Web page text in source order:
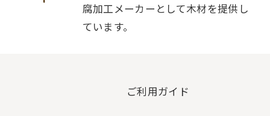
腐加工メーカーとして木材を提供し
ています。
ご利用ガイド